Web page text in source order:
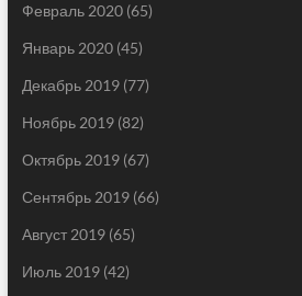
Февраль 2020(65)
Январь 2020(45)
Декабрь 2019(77)
Ноябрь 2019(82)
Октябрь 2019(67)
Сентябрь 2019(66)
Август 2019(65)
Июль 2019(42)